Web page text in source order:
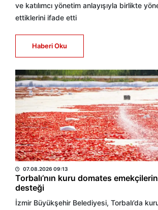
ve katılımcı yönetim anlayışıyla birlikte
ettiklerini ifade etti
Haberi Oku
BÜLTEN
07.08.2026 09:13
Torbalı’nın kuru domates
desteği
İzmir Büyükşehir Belediyesi, Torbalı’da